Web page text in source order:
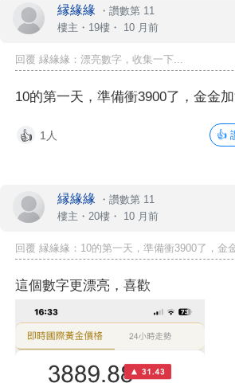
縁緣緣 ・ 讚數第 11
樓主 ・19樓・ 10 月前
回覆 縁緣緣：漂亮數字，收集一下...
10的第一天，準備衝3900了，金金
👍 1人 👍
縁緣緣 ・ 讚數第 11
樓主 ・20樓・ 10 月前
回覆 縁緣緣：10的第一天，準備衝3900了，金
這個數字更漂亮，喜歡